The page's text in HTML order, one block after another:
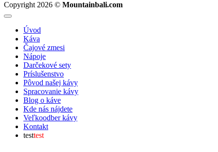
na
Copyright 2026 © Mountainbali.com
Úvod
Káva
Čajové zmesi
Nápoje
Darčekové sety
Príslušenstvo
Pôvod našej kávy
Spracovanie kávy
Blog o káve
Kde nás nájdete
Veľkoodber kávy
Kontakt
testtest